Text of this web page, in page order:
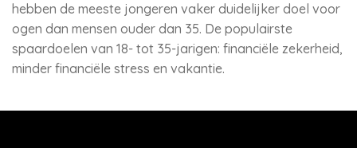
hebben de meeste jongeren vaker duidelijker doel voor
ogen dan mensen ouder dan 35. De populairste
spaardoelen van 18- tot 35-jarigen: financiële zekerheid,
minder financiële stress en vakantie.